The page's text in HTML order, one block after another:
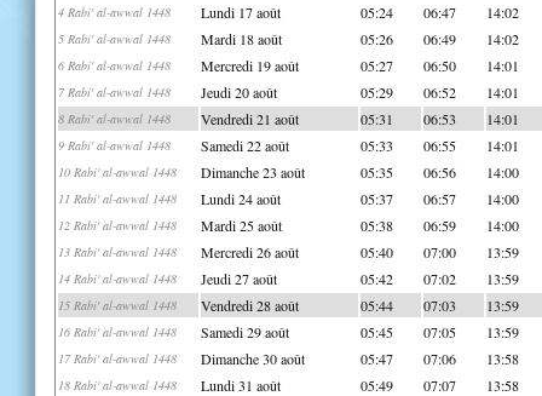
4 Rabi' al-awwal 1448 Lundi 17 août 05:24 06:47 14:02
5 Rabi' al-awwal 1448 Mardi 18 août 05:26 06:49 14:02
6 Rabi' al-awwal 1448 Mercredi 19 août 05:27 06:50 14:01
7 Rabi' al-awwal 1448 Jeudi 20 août 05:29 06:52 14:01
8 Rabi' al-awwal 1448 Vendredi 21 août 05:31 06:53 14:01
9 Rabi' al-awwal 1448 Samedi 22 août 05:33 06:55 14:01
10 Rabi' al-awwal 1448 Dimanche 23 août 05:35 06:56 14:00
11 Rabi' al-awwal 1448 Lundi 24 août 05:37 06:57 14:00
12 Rabi' al-awwal 1448 Mardi 25 août 05:38 06:59 14:00
13 Rabi' al-awwal 1448 Mercredi 26 août 05:40 07:00 13:59
14 Rabi' al-awwal 1448 Jeudi 27 août 05:42 07:02 13:59
15 Rabi' al-awwal 1448 Vendredi 28 août 05:44 07:03 13:59
16 Rabi' al-awwal 1448 Samedi 29 août 05:45 07:05 13:59
17 Rabi' al-awwal 1448 Dimanche 30 août 05:47 07:06 13:58
18 Rabi' al-awwal 1448 Lundi 31 août 05:49 07:07 13:58